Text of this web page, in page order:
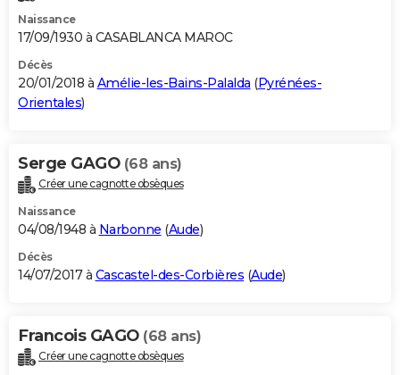
Naissance
17/09/1930 à CASABLANCA MAROC
Décès
20/01/2018 à Amélie-les-Bains-Palalda (Pyrénées-
Orientales)
Serge GAGO (68 ans)
Créer une cagnotte obsèques
Naissance
04/08/1948 à Narbonne (Aude)
Décès
14/07/2017 à Cascastel-des-Corbières (Aude)
Francois GAGO (68 ans)
Créer une cagnotte obsèques